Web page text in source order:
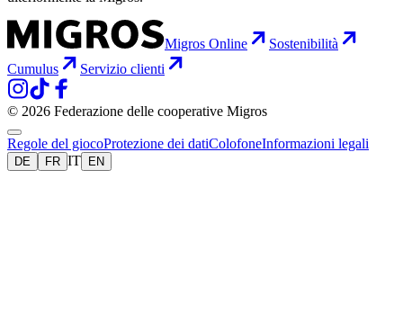
Migros Online
Sostenibilità
Cumulus
Servizio clienti
© 2026 Federazione delle cooperative Migros
Regole del giocoProtezione dei datiColofoneInformazioni legali
DE FR IT EN